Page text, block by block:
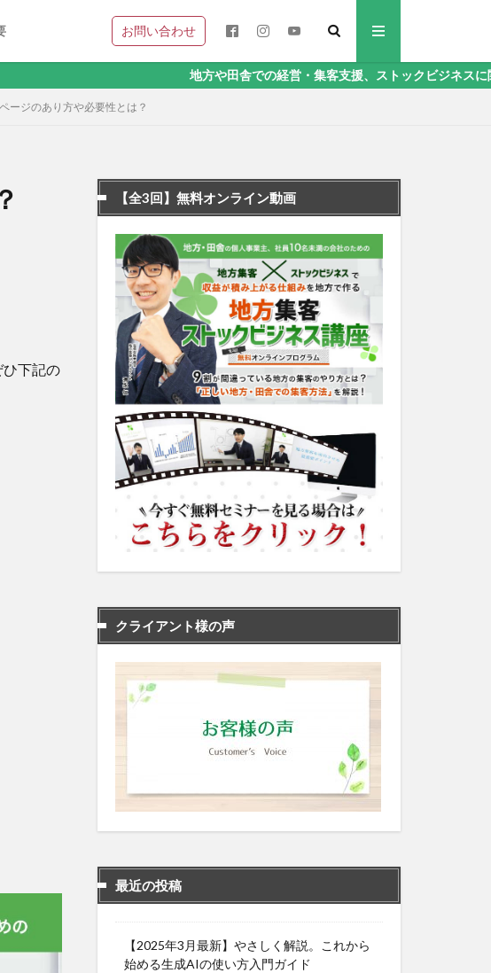
お問い合わせ
地方や田舎での経営・集客支援、ストックビジネスに関することなら
ージのあり方や必要性とは？
下記の
【全3回】無料オンライン動画
クライアント様の声
最近の投稿
【2025年3月最新】やさしく解説。これから
始める生成AIの使い方入門ガイド